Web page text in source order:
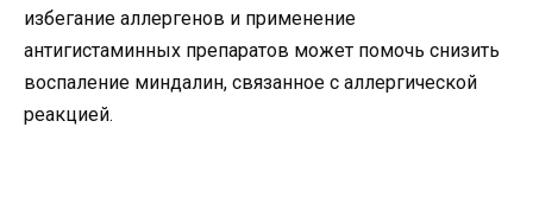
избегание аллергенов и применение
антигистаминных препаратов может помочь снизить
воспаление миндалин, связанное с аллергической
реакцией.